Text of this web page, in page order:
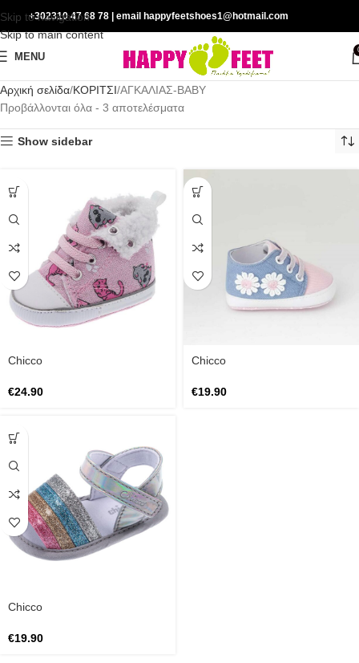
Skip to navigation
Skip to main content
+302310 47 68 78 | email happyfeetshoes1@hotmail.com
MENU
Αρχική σελίδα ΚΟΡΙΤΣΙ ΑΓΚΑΛΙΑΣ-BABY
Προβάλλονται όλα - 3 αποτελέσματα
Show sidebar
Chicco
€24.90
Chicco
€19.90
Chicco
€19.90